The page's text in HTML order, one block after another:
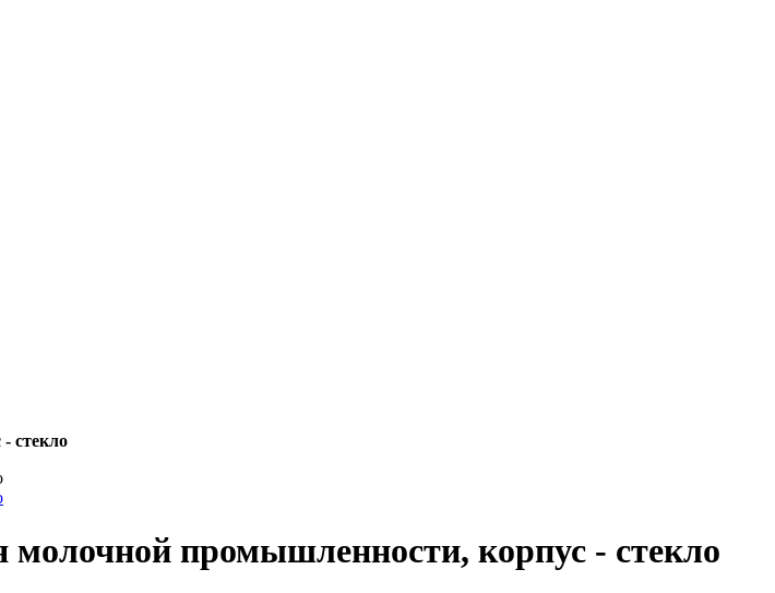
стекло
промышленности, корпус - стекло